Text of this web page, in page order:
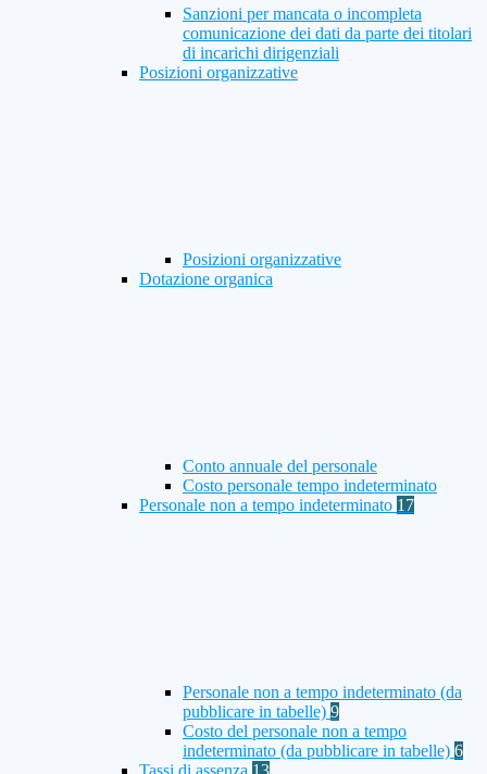
Sanzioni per mancata o incompleta
comunicazione dei dati da parte dei titolari
di incarichi dirigenziali
Posizioni organizzative
Posizioni organizzative
Dotazione organica
Conto annuale del personale
Costo personale tempo indeterminato
Personale non a tempo indeterminato 17
Personale non a tempo indeterminato (da
pubblicare in tabelle) 9
Costo del personale non a tempo
indeterminato (da pubblicare in tabelle) 6